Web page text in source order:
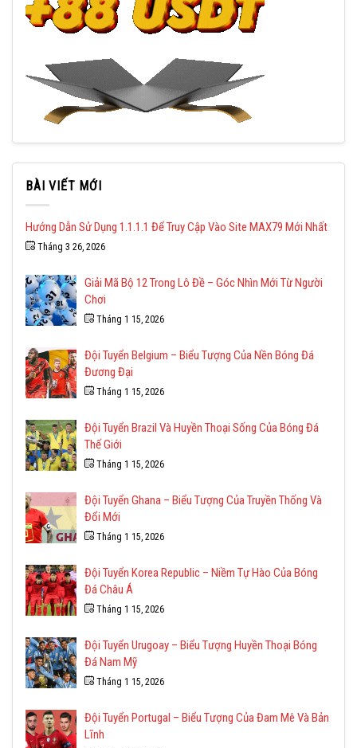
BÀI VIẾT MỚI
Hướng Dẫn Sử Dụng 1.1.1.1 Để Truy Cập Vào Site MAX79 Mới Nhất
Tháng 3 26, 2026
Giải Mã Bộ 12 Trong Lô Đề – Góc Nhìn Mới Từ Người
Chơi
Tháng 1 15, 2026
Đội Tuyển Belgium – Biểu Tượng Của Nền Bóng Đá
Đương Đại
Tháng 1 15, 2026
Đội Tuyển Brazil Và Huyền Thoại Sống Của Bóng Đá
Thế Giới
Tháng 1 15, 2026
Đội Tuyển Ghana – Biểu Tượng Của Truyền Thống Và
Đổi Mới
Tháng 1 15, 2026
Đội Tuyển Korea Republic – Niềm Tự Hào Của Bóng
Đá Châu Á
Tháng 1 15, 2026
Đội Tuyển Urugoay – Biểu Tượng Huyền Thoại Bóng
Đá Nam Mỹ
Tháng 1 15, 2026
Đội Tuyển Portugal – Biểu Tượng Của Đam Mê Và Bản
Lĩnh